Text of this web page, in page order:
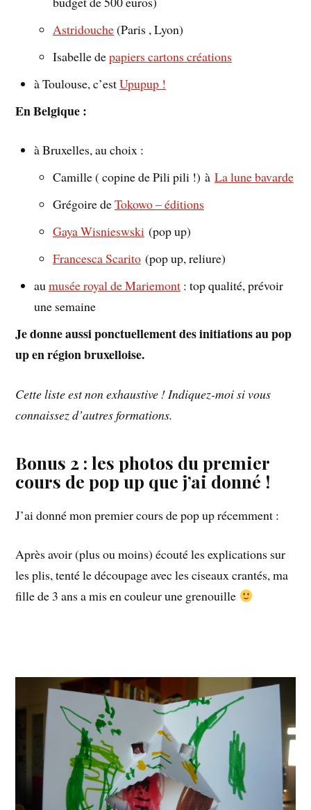
Astridouche(Paris , Lyon)
Isabelle depapiers cartons créations
à Toulouse, c’estUpupup !
En Belgique :
à Bruxelles, au choix :
Camille ( copine de Pili pili !) à La lune bavarde
Grégoire deTokowo – éditions
Gaya Wisnieswski(pop up)
Francesca Scarito(pop up, reliure)
aumusée royal de Mariemont : top qualité, prévoir
une semaine
Je donne aussi ponctuellement des initiations au pop
up en région bruxelloise.
Cette liste est non exhaustive ! Indiquez-moi si vous
connaissez d’autres formations.
Bonus 2 : les photos du premier
cours de pop up que j’ai donné !
J’ai donné mon premier cours de pop up récemment :
Après avoir (plus ou moins) écouté les explications sur
les plis, tenté le découpage avec les ciseaux crantés, ma
fille de 3 ans a mis en couleur une grenouille